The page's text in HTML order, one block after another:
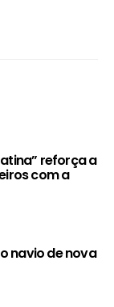
reforça a
com a
navio de nova